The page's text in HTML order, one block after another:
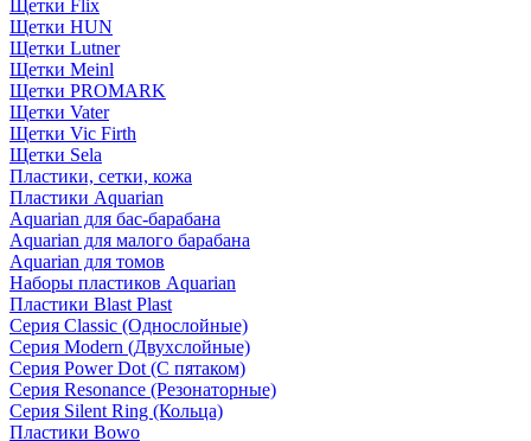
Щетки Flix
Щетки HUN
Щетки Lutner
Щетки Meinl
Щетки PROMARK
Щетки Vater
Щетки Vic Firth
Щетки Sela
Пластики, сетки, кожа
Пластики Aquarian
Aquarian для бас-барабана
Aquarian для малого барабана
Aquarian для томов
Наборы пластиков Aquarian
Пластики Blast Plast
Серия Classic (Однослойные)
Серия Modern (Двухслойные)
Серия Power Dot (С пятаком)
Серия Resonance (Резонаторные)
Серия Silent Ring (Кольца)
Пластики Bowo